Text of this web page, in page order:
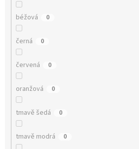
béžová 0
černá 0
červená 0
oranžová 0
tmavě šedá 0
tmavě modrá 0